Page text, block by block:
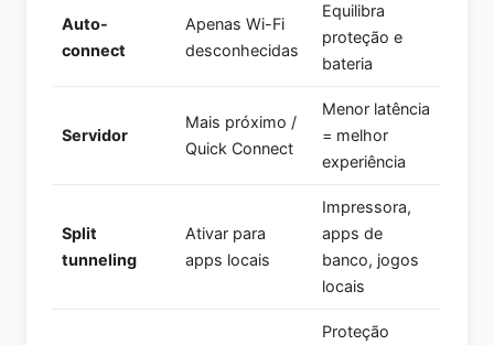
Auto-
connect
Apenas Wi-Fi
desconhecidas
Equilibra
proteção e
bateria
Servidor
Mais próximo /
Quick Connect
Menor latência
= melhor
experiência
Split
tunneling
Ativar para
apps locais
Impressora,
apps de
banco, jogos
locais
Proteção